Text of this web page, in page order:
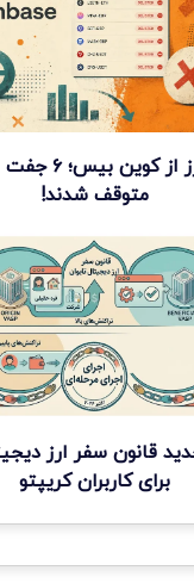
حذف ارز از
متوقف شدند!
قانون سفر ارز
برای کاربران کریپتو